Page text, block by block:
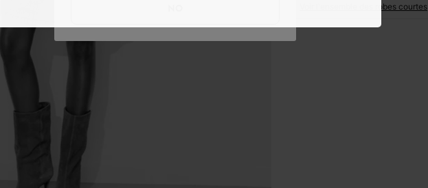
Voir l'ensemble des robes courtes